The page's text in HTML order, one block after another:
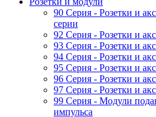
90 Серия - Розетки и
cерии
92 Серия - Розетки и
93 Серия - Розетки и
94 Серия - Розетки и
95 Серия - Розетки и
96 Серия - Розетки и
97 Серия - Розетки и
99 Серия - Модули
импульса